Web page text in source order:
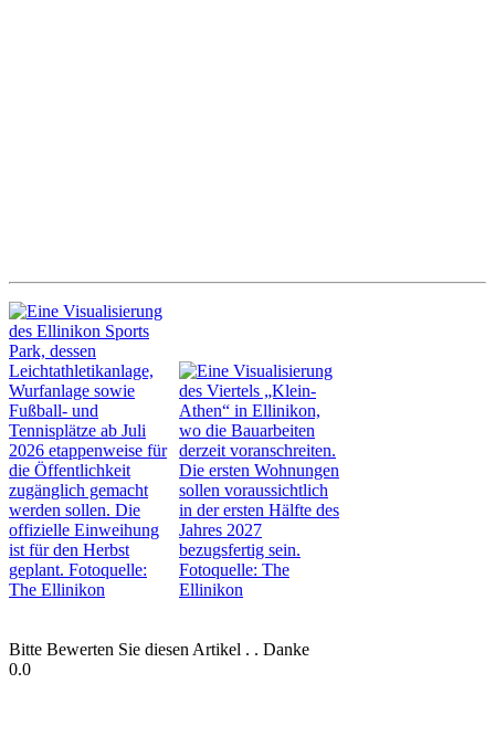
Bitte Bewerten Sie diesen Artikel . . Danke
0.0